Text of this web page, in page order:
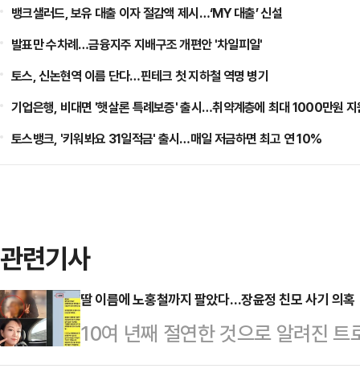
뱅크샐러드, 보유 대출 이자 절감액 제시…‘MY 대출’ 신설
발표만 수차례…금융지주 지배구조 개편안 '차일피일'
토스, 신논현역 이름 단다…핀테크 첫 지하철 역명 병기
기업은행, 비대면 '햇살론 특례보증' 출시…취약계층에 최대 1000만원 지
토스뱅크, '키워봐요 31일적금' 출시…매일 저금하면 최고 연 10%
관련기사
딸 이름에 노홍철까지 팔았다…장윤정 친모 사기 의혹
10여 년째 절연한 것으로 알려진
내세워 투자금을 받아 챙긴 사기 의